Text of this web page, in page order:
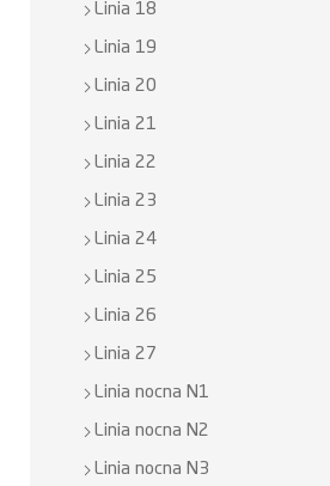
Linia 18
Linia 19
Linia 20
Linia 21
Linia 22
Linia 23
Linia 24
Linia 25
Linia 26
Linia 27
Linia nocna N1
Linia nocna N2
Linia nocna N3